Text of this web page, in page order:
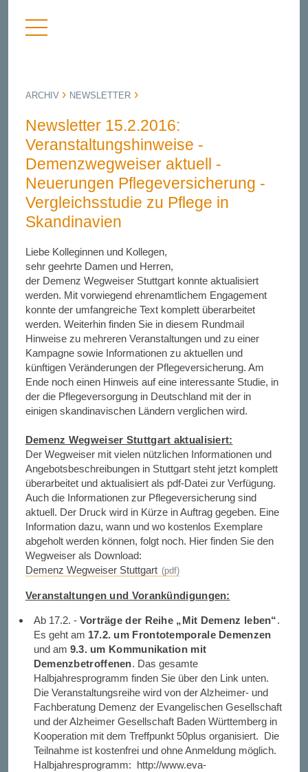
Menü
anzeigen
ARCHIV NEWSLETTER
Newsletter 15.2.2016:
Veranstaltungshinweise -
Demenzwegweiser aktuell -
Neuerungen Pflegeversicherung -
Vergleichsstudie zu Pflege in
Skandinavien
Liebe Kolleginnen und Kollegen,
sehr geehrte Damen und Herren,
der Demenz Wegweiser Stuttgart konnte aktualisiert
werden. Mit vorwiegend ehrenamtlichem Engagement
konnte der umfangreiche Text komplett überarbeitet
werden. Weiterhin finden Sie in diesem Rundmail
Hinweise zu mehreren Veranstaltungen und zu einer
Kampagne sowie Informationen zu aktuellen und
künftigen Veränderungen der Pflegeversicherung. Am
Ende noch einen Hinweis auf eine interessante Studie, in
der die Pflegeversorgung in Deutschland mit der in
einigen skandinavischen Ländern verglichen wird.
Demenz Wegweiser Stuttgart aktualisiert:
Der Wegweiser mit vielen nützlichen Informationen und
Angebotsbeschreibungen in Stuttgart steht jetzt komplett
überarbeitet und aktualisiert als pdf-Datei zur Verfügung.
Auch die Informationen zur Pflegeversicherung sind
aktuell. Der Druck wird in Kürze in Auftrag gegeben. Eine
Information dazu, wann und wo kostenlos Exemplare
abgeholt werden können, folgt noch. Hier finden Sie den
Wegweiser als Download:
Demenz Wegweiser Stuttgart
Veranstaltungen und Vorankündigungen:
Ab 17.2. - Vorträge der Reihe „Mit Demenz leben“.
Es geht am 17.2. um Frontotemporale Demenzen
und am 9.3. um Kommunikation mit
Demenzbetroffenen. Das gesamte
Halbjahresprogramm finden Sie über den Link unten.
Die Veranstaltungsreihe wird von der Alzheimer- und
Fachberatung Demenz der Evangelischen Gesellschaft
und der Alzheimer Gesellschaft Baden Württemberg in
Kooperation mit dem Treffpunkt 50plus organisiert. Die
Teilnahme ist kostenfrei und ohne Anmeldung möglich.
Halbjahresprogramm: http://www.eva-